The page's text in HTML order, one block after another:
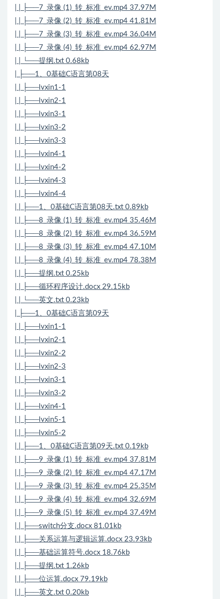
| | ├──7_录像 (1)_转_标准_ev.mp4 37.97M
| | ├──7_录像 (2)_转_标准_ev.mp4 41.81M
| | ├──7_录像 (3)_转_标准_ev.mp4 36.04M
| | ├──7_录像 (4)_转_标准_ev.mp4 62.97M
| | └──提纲.txt 0.68kb
| ├──1、0基础C语言第08天
| | ├──lvxin1-1
| | ├──lvxin2-1
| | ├──lvxin3-1
| | ├──lvxin3-2
| | ├──lvxin3-3
| | ├──lvxin4-1
| | ├──lvxin4-2
| | ├──lvxin4-3
| | ├──lvxin4-4
| | ├──1、0基础C语言第08天.txt 0.89kb
| | ├──8_录像 (1)_转_标准_ev.mp4 35.46M
| | ├──8_录像 (2)_转_标准_ev.mp4 36.59M
| | ├──8_录像 (3)_转_标准_ev.mp4 47.10M
| | ├──8_录像 (4)_转_标准_ev.mp4 78.38M
| | ├──提纲.txt 0.25kb
| | ├──循环程序设计.docx 29.15kb
| | └──英文.txt 0.23kb
| ├──1、0基础C语言第09天
| | ├──lvxin1-1
| | ├──lvxin2-1
| | ├──lvxin2-2
| | ├──lvxin2-3
| | ├──lvxin3-1
| | ├──lvxin3-2
| | ├──lvxin4-1
| | ├──lvxin5-1
| | ├──lvxin5-2
| | ├──1、0基础C语言第09天.txt 0.19kb
| | ├──9_录像 (1)_转_标准_ev.mp4 37.81M
| | ├──9_录像 (2)_转_标准_ev.mp4 47.17M
| | ├──9_录像 (3)_转_标准_ev.mp4 25.35M
| | ├──9_录像 (4)_转_标准_ev.mp4 32.69M
| | ├──9_录像 (5)_转_标准_ev.mp4 37.49M
| | ├──switch分支.docx 81.01kb
| | ├──关系运算与逻辑运算.docx 23.93kb
| | ├──基础运算符号.docx 18.76kb
| | ├──提纲.txt 1.26kb
| | ├──位运算.docx 79.19kb
| | ├──英文.txt 0.20kb